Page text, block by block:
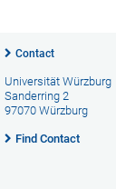
Contact
Universität Würzburg
Sanderring 2
97070 Würzburg
Find Contact